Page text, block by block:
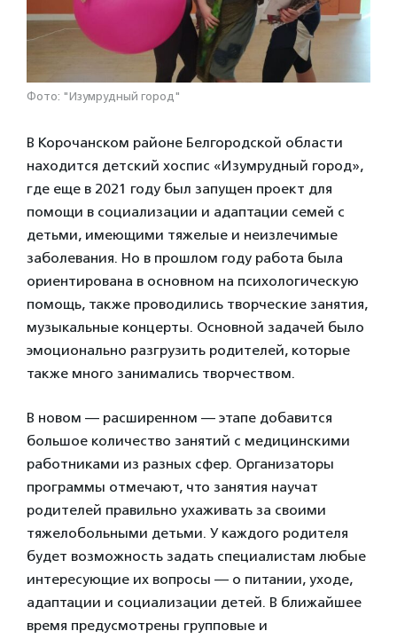
Фото: "Изумрудный город"
В Корочанском районе Белгородской области
находится детский хоспис «Изумрудный город»,
где еще в 2021 году был запущен проект для
помощи в социализации и адаптации семей с
детьми, имеющими тяжелые и неизлечимые
заболевания. Но в прошлом году работа была
ориентирована в основном на психологическую
помощь, также проводились творческие занятия,
музыкальные концерты. Основной задачей было
эмоционально разгрузить родителей, которые
также много занимались творчеством.
В новом — расширенном — этапе добавится
большое количество занятий с медицинскими
работниками из разных сфер. Организаторы
программы отмечают, что занятия научат
родителей правильно ухаживать за своими
тяжелобольными детьми. У каждого родителя
будет возможность задать специалистам любые
интересующие их вопросы — о питании, уходе,
адаптации и социализации детей. В ближайшее
время предусмотрены групповые и